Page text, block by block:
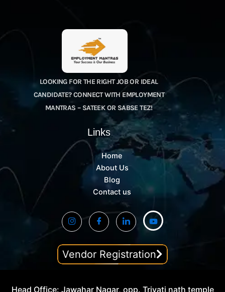
LOOKING FOR THE RIGHT JOB OR IDEAL
CANDIDATE? CONNECT WITH EMPLOYMENT
MANTRAS – SATEEK OR SABSE TEZ!
Links
Home
About Us
Blog
Contact us
Vendor Registration
Head Office: Jawahar Nagar, opp. Trivati nath temple